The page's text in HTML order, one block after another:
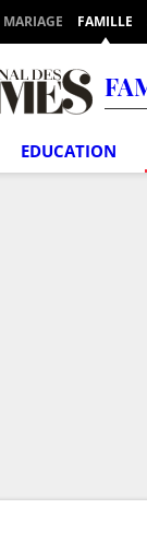
MARIAGE FAMILLE
EDUCATION